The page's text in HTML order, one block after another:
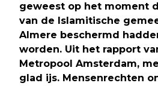
geweest op het moment
van de Islamitische
Almere beschermd
worden. Uit het rapport
Metropool Amsterdam,
glad ijs. Mensenrechten